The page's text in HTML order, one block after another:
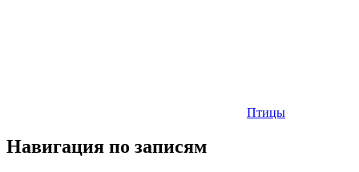
Птицы
Навигация по записям